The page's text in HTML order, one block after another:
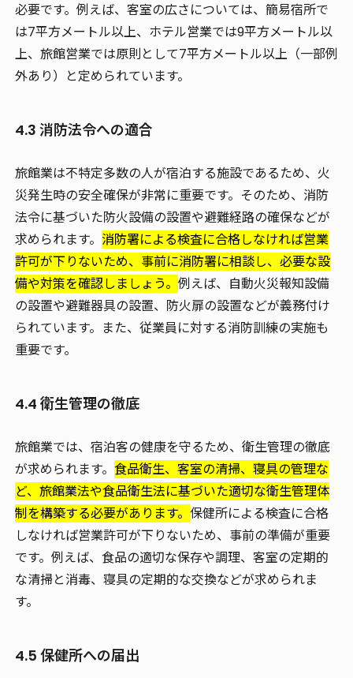
必要です。例えば、客室の広さについては、簡易宿所で
は7平方メートル以上、ホテル営業では9平方メートル以
上、旅館営業では原則として7平方メートル以上（一部例
外あり）と定められています。
4.3 消防法令への適合
旅館業は不特定多数の人が宿泊する施設であるため、火
災発生時の安全確保が非常に重要です。そのため、消防
法令に基づいた防火設備の設置や避難経路の確保などが
求められます。 消防署による検査に合格しなければ営業
許可が下りないため、事前に消防署に相談し、必要な設
備や対策を確認しましょう。 例えば、自動火災報知設備
の設置や避難器具の設置、防火扉の設置などが義務付け
られています。また、従業員に対する消防訓練の実施も
重要です。
4.4 衛生管理の徹底
旅館業では、宿泊客の健康を守るため、衛生管理の徹底
が求められます。 食品衛生、客室の清掃、寝具の管理な
ど、旅館業法や食品衛生法に基づいた適切な衛生管理体
制を構築する必要があります。 保健所による検査に合格
しなければ営業許可が下りないため、事前の準備が重要
です。例えば、食品の適切な保存や調理、客室の定期的
な清掃と消毒、寝具の定期的な交換などが求められま
す。
4.5 保健所への届出